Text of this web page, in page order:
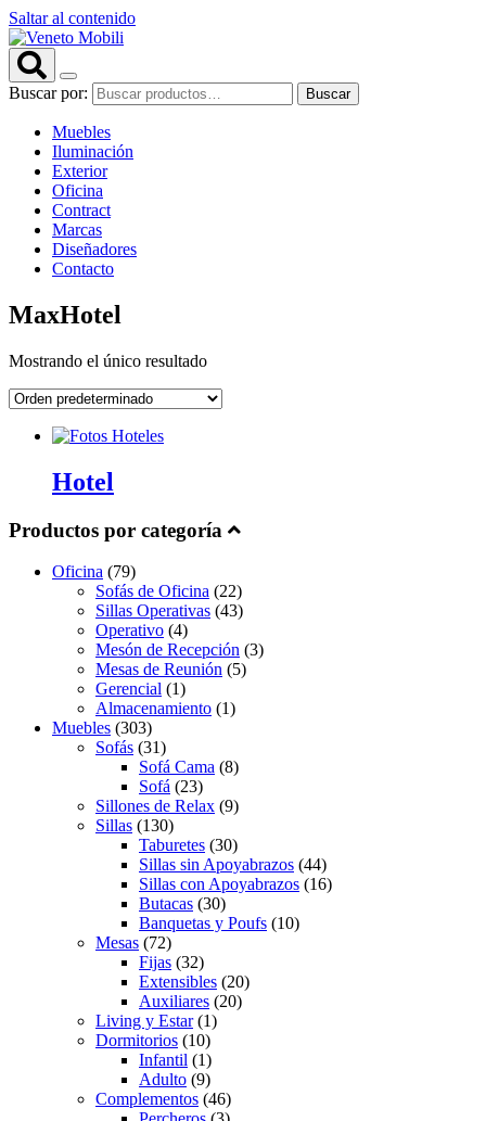
Saltar al contenido
Buscar por: Buscar
Muebles
Iluminación
Exterior
Oficina
Contract
Marcas
Diseñadores
Contacto
MaxHotel
Mostrando el único resultado
Hotel
Productos por categoría
Oficina (79)
Sofás de Oficina (22)
Sillas Operativas (43)
Operativo (4)
Mesón de Recepción (3)
Mesas de Reunión (5)
Gerencial (1)
Almacenamiento (1)
Muebles (303)
Sofás (31)
Sofá Cama (8)
Sofá (23)
Sillones de Relax (9)
Sillas (130)
Taburetes (30)
Sillas sin Apoyabrazos (44)
Sillas con Apoyabrazos (16)
Butacas (30)
Banquetas y Poufs (10)
Mesas (72)
Fijas (32)
Extensibles (20)
Auxiliares (20)
Living y Estar(1)
Dormitorios (10)
Infantil (1)
Adulto (9)
Complementos (46)